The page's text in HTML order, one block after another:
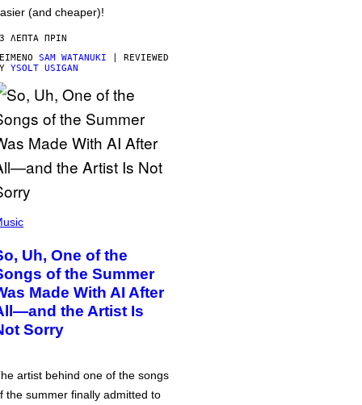
(and cheaper)!
ΛΕΠΤΆ ΠΡΙΝ
SAM WATANUKI | REVIEWED
YSOLT USIGAN
Uh, One of the
of the Summer
Made With AI After
the Artist Is
Sorry
artist behind one of the songs
the summer finally admitted to